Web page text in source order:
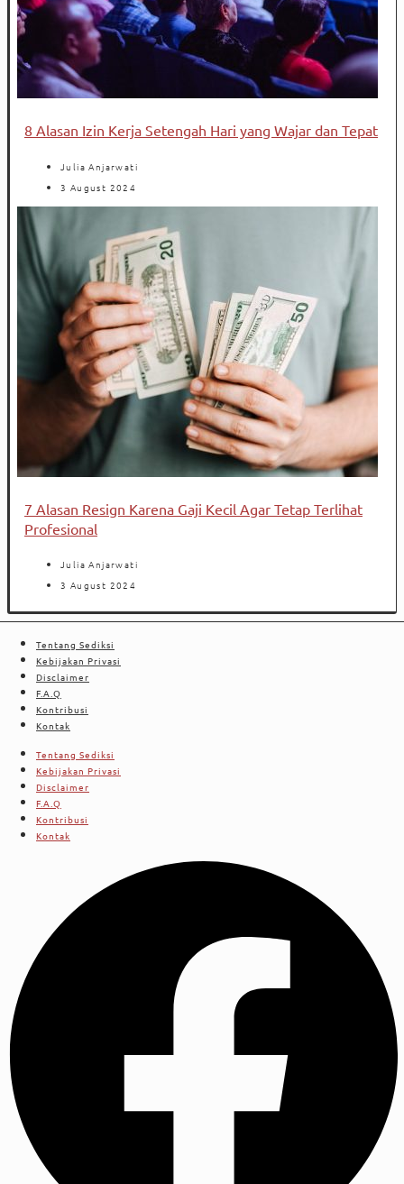
8 Alasan Izin Kerja Setengah Hari yang Wajar dan Tepat
Julia Anjarwati
3 August 2024
7 Alasan Resign Karena Gaji Kecil Agar Tetap Terlihat
Profesional
Julia Anjarwati
3 August 2024
Tentang Sediksi
Kebijakan Privasi
Disclaimer
F.A.Q
Kontribusi
Kontak
Tentang Sediksi
Kebijakan Privasi
Disclaimer
F.A.Q
Kontribusi
Kontak